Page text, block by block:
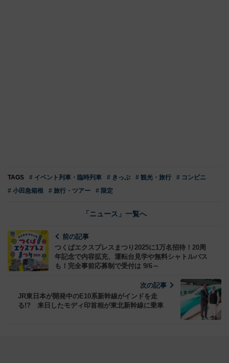
TAGS # イベント列車・臨時列車 # きっぷ # 観光・旅行
# コンビニ
# 小田急箱根
# 旅行・ツアー # 限定
「ニュース」一覧へ
前の記事
つくばエクスプレスまつり2025に1万名招待！20周
年記念で内容拡充、運転台見学や無料シャトルバス
も！完全事前応募制で受付は 9/6～
次の記事
JR東日本が開発中のE10系新幹線がインドを走
る!? 来日したモディ印首相が東北新幹線に乗車